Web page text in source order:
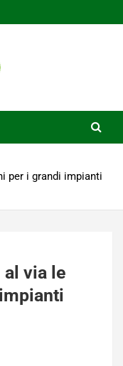
per i grandi impianti
al via le